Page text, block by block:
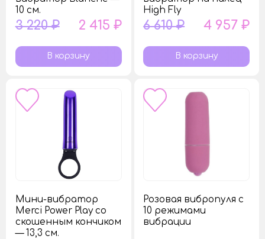
10 см.
3 220 ₽ 2 415 ₽
High Fly
6 610 ₽ 4 957 ₽
Мини-вибратор
Merci Power Play со
скошенным кончиком
— 13,3 см.
Розовая вибропуля с
10 режимами
вибрации